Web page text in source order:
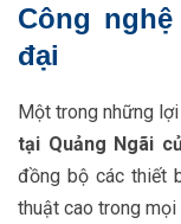
Công
đại
Một trong những
tại Quảng Ngãi
đồng bộ các thiết
thuật cao trong